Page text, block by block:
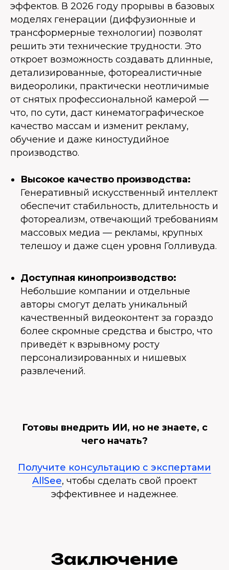
эффектов. В 2026 году прорывы в базовых
моделях генерации (диффузионные и
трансформерные технологии) позволят
решить эти технические трудности. Это
откроет возможность создавать длинные,
детализированные, фотореалистичные
видеоролики, практически неотличимые
от снятых профессиональной камерой —
что, по сути, даст кинематографическое
качество массам и изменит рекламу,
обучение и даже киностудийное
производство.
Высокое качество производства:
Генеративный искусственный интеллект
обеспечит стабильность, длительность и
фотореализм, отвечающий требованиям
массовых медиа — рекламы, крупных
телешоу и даже сцен уровня Голливуда.
Доступная кинопроизводство:
Небольшие компании и отдельные
авторы смогут делать уникальный
качественный видеоконтент за гораздо
более скромные средства и быстро, что
приведёт к взрывному росту
персонализированных и нишевых
развлечений.
Готовы внедрить ИИ, но не знаете, с
чего начать?
Получите консультацию с экспертами
AllSee, чтобы сделать свой проект
эффективнее и надежнее.
Заключение